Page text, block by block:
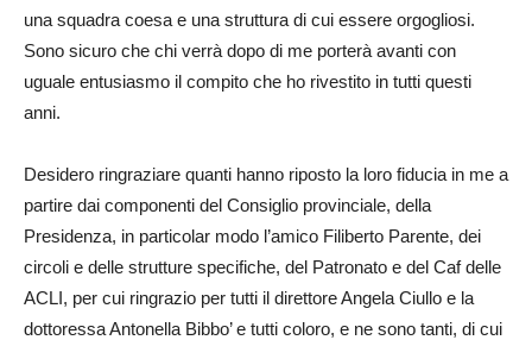
una squadra coesa e una struttura di cui essere orgogliosi.
Sono sicuro che chi verrà dopo di me porterà avanti con
uguale entusiasmo il compito che ho rivestito in tutti questi
anni.
Desidero ringraziare quanti hanno riposto la loro fiducia in me a
partire dai componenti del Consiglio provinciale, della
Presidenza, in particolar modo l’amico Filiberto Parente, dei
circoli e delle strutture specifiche, del Patronato e del Caf delle
ACLI, per cui ringrazio per tutti il direttore Angela Ciullo e la
dottoressa Antonella Bibbo’ e tutti coloro, e ne sono tanti, di cui